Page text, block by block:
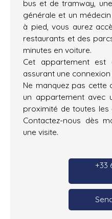
bus et de tramway,
générale et un
à pied, vous aurez
restaurants et des
minutes en voiture.
Cet appartement
assurant une
Ne manquez pas cette
un appartement avec
proximité de toutes les
Contactez-nous dès
une visite.
+33